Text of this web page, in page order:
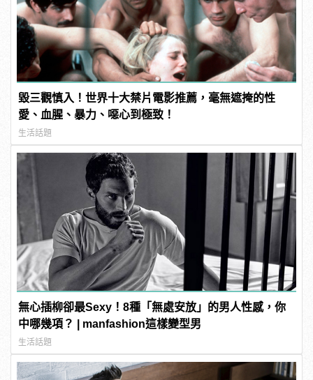
毀三觀慎入！世界十大禁片電影推薦，毫無遮掩的性
愛、血腥、暴力、噁心到極致！
生活話題
無心插柳卻最Sexy！8種「無處安放」的男人性感，你
中哪幾項？ | manfashion這樣變型男
生活話題